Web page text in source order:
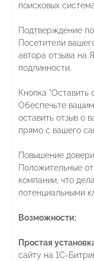
поисковых
Подтверждение
Посетители
автора отзыва на
подлинности.
Кнопка "Оставить
Обеспечьте
оставить отзыв о
прямо с вашего
Повышение
Положительные
компании, что
потенциальными
Возможности:
Простая
сайту на 1С-